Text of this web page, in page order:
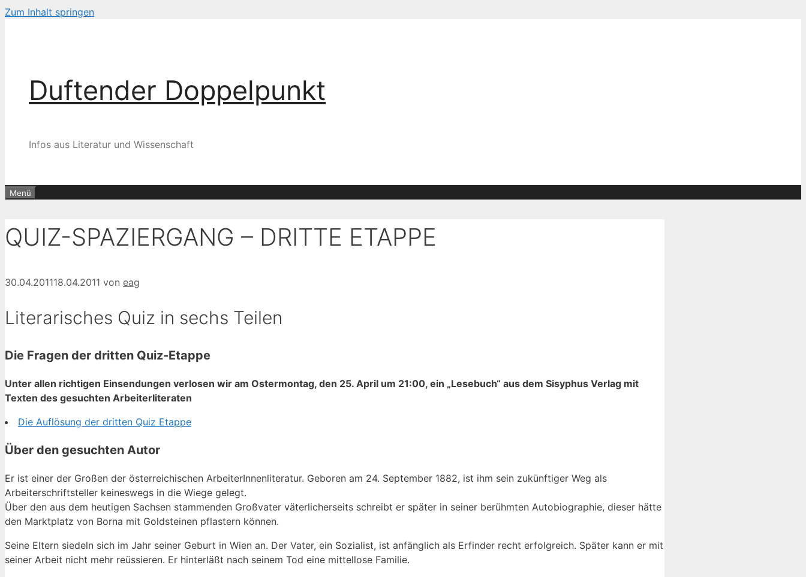
Zum Inhalt springen
Duftender Doppelpunkt
Infos aus Literatur und Wissenschaft
Menü
QUIZ-SPAZIERGANG – DRITTE ETAPPE
30.04.201118.04.2011 von eag
Literarisches Quiz in sechs Teilen
Die Fragen der dritten Quiz-Etappe
Unter allen richtigen Einsendungen verlosen wir am Ostermontag, den 25. April um 21:00, ein „Lesebuch“ aus dem Sisyphus Verlag mit
Texten des gesuchten Arbeiterliteraten
Die Auflösung der dritten Quiz Etappe
Über den gesuchten Autor
Er ist einer der Großen der österreichischen ArbeiterInnenliteratur. Geboren am 24. September 1882, ist ihm sein zukünftiger Weg als
Arbeiterschriftsteller keineswegs in die Wiege gelegt.
Über den aus dem heutigen Sachsen stammenden Großvater väterlicherseits schreibt er später in seiner berühmten Autobiographie, dieser hätte
den Marktplatz von Borna mit Goldsteinen pflastern können.
Seine Eltern siedeln sich im Jahr seiner Geburt in Wien an. Der Vater, ein Sozialist, ist anfänglich als Erfinder recht erfolgreich. Später kann er mit
seiner Arbeit nicht mehr reüssieren. Er hinterläßt nach seinem Tod eine mittellose Familie.